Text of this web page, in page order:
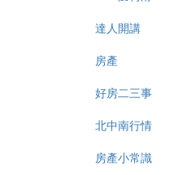
達人開講
房產
好房二三事
北中南行情
房產小常識